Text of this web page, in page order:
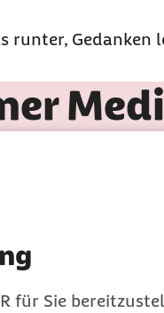
für Sie
runter, Gedanken
Schlaf und